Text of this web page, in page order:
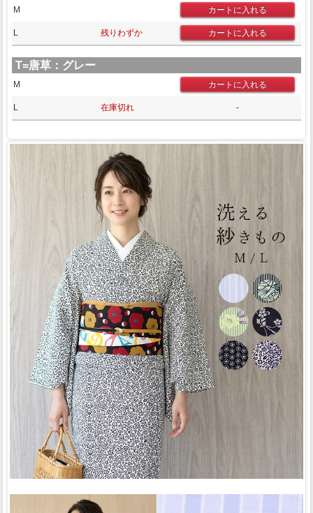
M
L 残りわずか
T=唐草：グレー
M
L 在庫切れ -